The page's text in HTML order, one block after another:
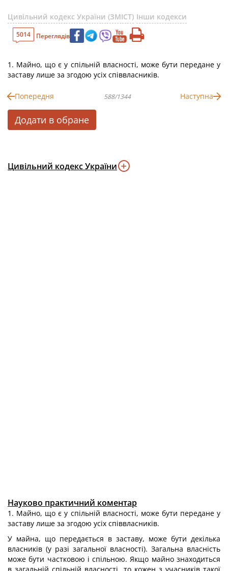
Цивільний кодекс України (ЗМІСТ) Інши кодекси
5014 Переглядів
1. Майно, що є у спільній власності, може бути передане у
заставу лише за згодою усіх співвласників.
Попередня 588/1344 Наступна
Додати в обране
Цивільний кодекс України
Науково практичний коментар
1. Майно, що є у спільній власності, може бути передане у
заставу лише за згодою усіх співвласників.
У майна, що передається в заставу, може бути декілька
власників (у разі загальної власності). Загальна власність
може бути частковою і спільною. Якщо майно знаходиться